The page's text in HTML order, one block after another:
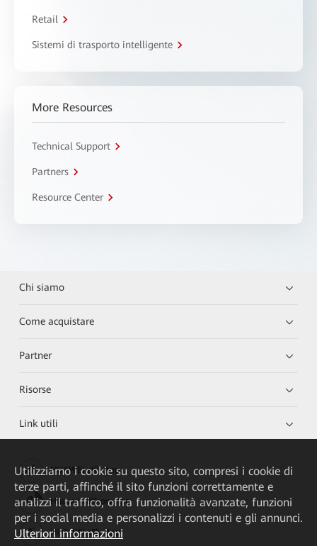
Retail
Sistemi di trasporto intelligente
More Resources
Technical Support
Partners
Resource Center
Chi siamo
Come acquistare
Partner
Risorse
Link utili
HUAWEI eKit App
Huawei HiKnow App
HUAWEI eFly App
Utilizziamo i cookie su questo sito, compresi i cookie di
terze parti, affinché il sito funzioni correttamente e
analizzi il traffico, offra funzionalità avanzate, funzioni
per i social media e personalizzi i contenuti e gli annunci.
Ulteriori informazioni